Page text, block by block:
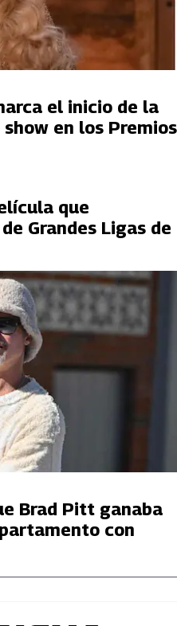
el inicio de la
en los Premios
que
Grandes Ligas de
Brad Pitt ganaba
con